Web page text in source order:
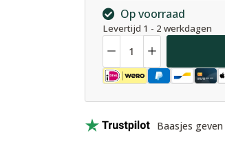
Op voorraad
Levertijd 1 - 2 werkdagen
Baasjes